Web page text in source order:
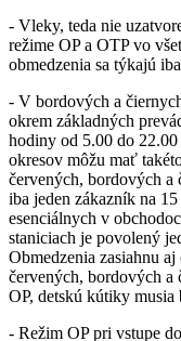
- Vleky, teda nie
režime OP a OTP vo
obmedzenia sa týkajú
- V bordových a
okrem základných
hodiny od 5.00 do
okresov môžu mať
červených, bordových a
iba jeden zákazník na
esenciálnych v
staniciach je povolený
Obmedzenia zasiahnu
červených, bordových a
OP, detskú kútiky musia
- Režim OP pri vstupe